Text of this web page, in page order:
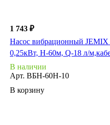
1 743 ₽
Насос вибрационный
0,25кВт, H-60м, Q-18 л/
В наличии
Арт. ВБН-60Н-10
В корзину